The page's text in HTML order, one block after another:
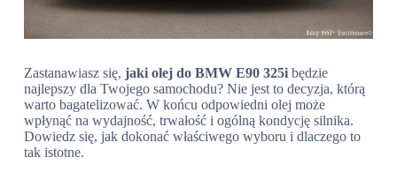
Zastanawiasz się, jaki olej do BMW E90 325ibędzie
najlepszy dla Twojego samochodu? Nie jest to decyzja, którą
warto bagatelizować. W końcu odpowiedni olej może
wpłynąć na wydajność, trwałość i ogólną kondycję silnika.
Dowiedz się, jak dokonać właściwego wyboru i dlaczego to
tak istotne.